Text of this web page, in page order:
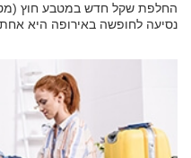
החלפת שקל חדש במטבע חוץ
נסיעה לחופשה באירופה היא